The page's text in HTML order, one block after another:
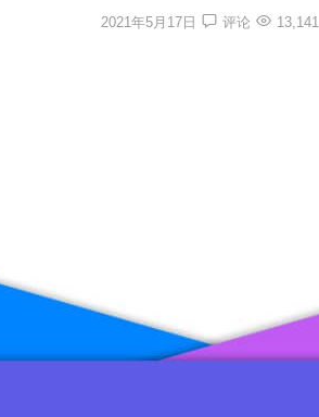
2021年5月17日 评论 13,141